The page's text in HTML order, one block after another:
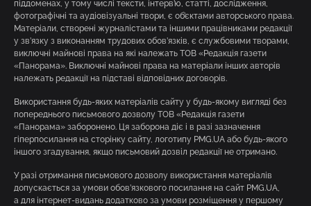
піддоменах, у тому числі тексти, інтерв’ю, статті, дослідження,
фотографічні та аудіовізуальні твори, є об’єктами авторського права.
Матеріали, створені журналістами та іншими працівниками редакції
у зв’язку з виконанням трудових обов’язків, є службовими творами,
виключні майнові права на які належать ТОВ «Редакція газети
«Панорама». Виключні майнові права на матеріали інших авторів
належать редакції на підставі відповідних договорів.
Використання будь-яких матеріалів сайту у будь-якому вигляді без
попереднього письмового дозволу ТОВ «Редакція газети
«Панорама» заборонено. Ця заборона діє і в разі зазначення
гіперпосилання на сторінку сайту, логотипу PMG.UA або будь-якого
іншого згадування, якщо письмовий дозвіл редакції не отримано.
У разі отримання письмового дозволу використання матеріалів
допускається за умови обов’язкового посилання на сайт PMG.UA,
а для інтернет-видань додатково за умови розміщення у першому